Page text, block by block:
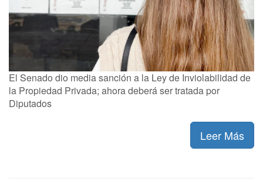
El Senado dio media sanción a la Ley de Inviolabilidad de
la Propiedad Privada; ahora deberá ser tratada por
Diputados
Leer Más